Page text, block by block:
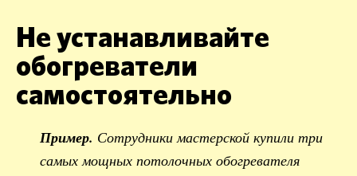
Не устанавливайте
обогреватели
самостоятельно
Пример. Сотрудники мастерской купили три
самых мощных потолочных обогревателя